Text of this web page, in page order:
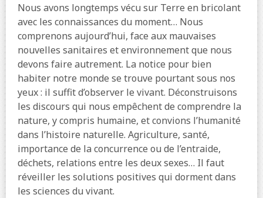
Nous avons longtemps vécu sur Terre en bricolant
avec les connaissances du moment… Nous
comprenons aujourd’hui, face aux mauvaises
nouvelles sanitaires et environnement que nous
devons faire autrement. La notice pour bien
habiter notre monde se trouve pourtant sous nos
yeux : il suffit d’observer le vivant. Déconstruisons
les discours qui nous empêchent de comprendre la
nature, y compris humaine, et convions l’humanité
dans l’histoire naturelle. Agriculture, santé,
importance de la concurrence ou de l’entraide,
déchets, relations entre les deux sexes… Il faut
réveiller les solutions positives qui dorment dans
les sciences du vivant.